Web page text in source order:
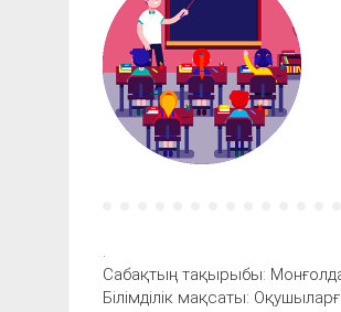
Сабақтың тақырыбы:
Білімділік мақсаты: